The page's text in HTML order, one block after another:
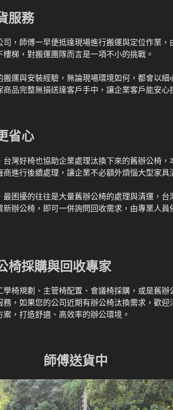
服務
，師傅一早便抵達現場進行搬運與定位作業，
梯，對搬運團隊而言是一項不小的挑戰。
運與安裝經驗，無論現場環境如何，都會以
品完整無損送達客戶手中，讓企業客戶能安心
省心
灣好椅也協助企業處理汰換下來的舊辦公椅
進行後續處理，讓企業不必額外煩惱大型家具
困擾的往往是大量舊辦公椅的處理與清運，
辦公椅，即可一併詢問回收需求，由專業人
椅採購與回收專家
椅規劃、主管椅配置、會議椅採購，或是舊
，如果您的公司近期有辦公椅汰換需求，歡
，打造舒適、高效率的辦公環境。
師傅送貨中